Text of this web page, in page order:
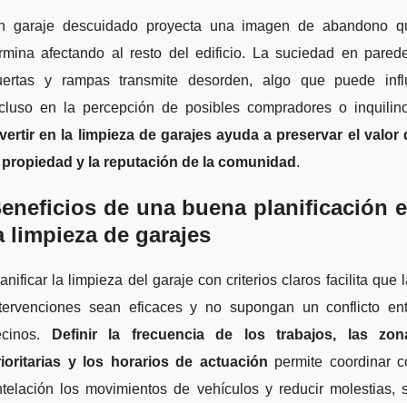
garaje descuidado proyecta una imagen de abandono
afectando al resto del edificio. La suciedad en
y rampas transmite desorden, algo que puede
en la percepción de posibles compradores o
en la limpieza de garajes ayuda a preservar el valor
propiedad y la reputación de la comunidad .
de una buena planificación
limpieza de garajes
la limpieza del garaje con criterios claros facilita que
sean eficaces y no supongan un conflicto
Definir la frecuencia de los trabajos, las
y los horarios de actuación permite coordinar
los movimientos de vehículos y reducir molestias,